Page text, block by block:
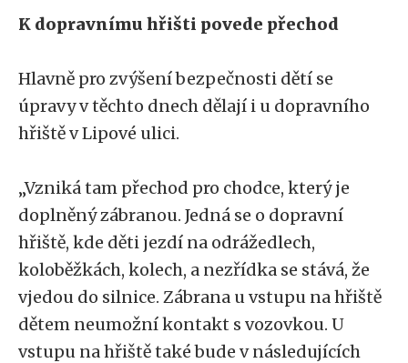
K dopravnímu hřišti povede přechod
Hlavně pro zvýšení bezpečnosti dětí se
úpravy v těchto dnech dělají i u dopravního
hřiště v Lipové ulici.
„Vzniká tam přechod pro chodce, který je
doplněný zábranou. Jedná se o dopravní
hřiště, kde děti jezdí na odrážedlech,
koloběžkách, kolech, a nezřídka se stává, že
vjedou do silnice. Zábrana u vstupu na hřiště
dětem neumožní kontakt s vozovkou. U
vstupu na hřiště také bude v následujících